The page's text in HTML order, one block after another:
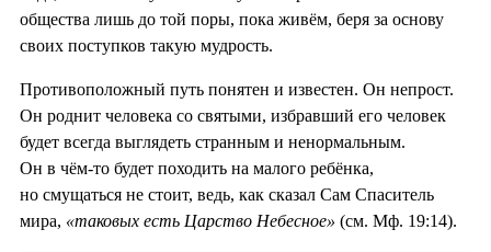
общества лишь до той поры, пока живём, беря за основу
своих поступков такую мудрость.
Противоположный путь понятен и известен. Он непрост.
Он роднит человека со святыми, избравший его человек
будет всегда выглядеть странным и ненормальным.
Он в чём-то будет походить на малого ребёнка,
но смущаться не стоит, ведь, как сказал Сам Спаситель
мира, «таковых есть Царство Небесное» (см. Мф. 19:14).